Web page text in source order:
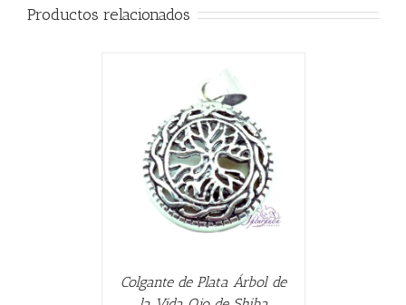
Productos relacionados
Colgante de Plata Árbol de